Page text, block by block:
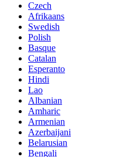
Czech
Afrikaans
Swedish
Polish
Basque
Catalan
Esperanto
Hindi
Lao
Albanian
Amharic
Armenian
Azerbaijani
Belarusian
Bengali